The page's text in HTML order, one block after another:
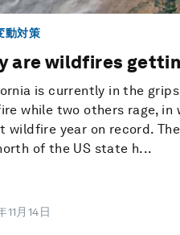
動対策
are wildfires
is currently in the
while two others rage, in
wildfire year on record.
of the US state h...
11月14日